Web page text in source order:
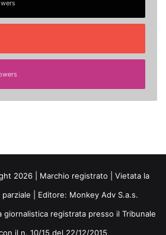
2026 | Marchio registrato | Vietata la
| Editore: Monkey Adv S.a.s.
registrata presso il Tribunale
il n. 10/15 del 22/12/2015